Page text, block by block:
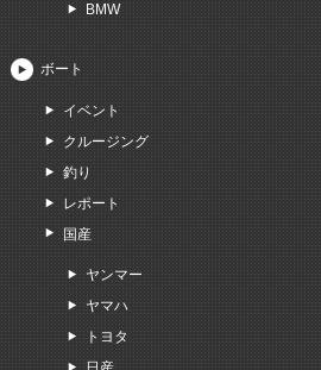
BMW
ボート
イベント
クルージング
釣り
レポート
国産
ヤンマー
ヤマハ
トヨタ